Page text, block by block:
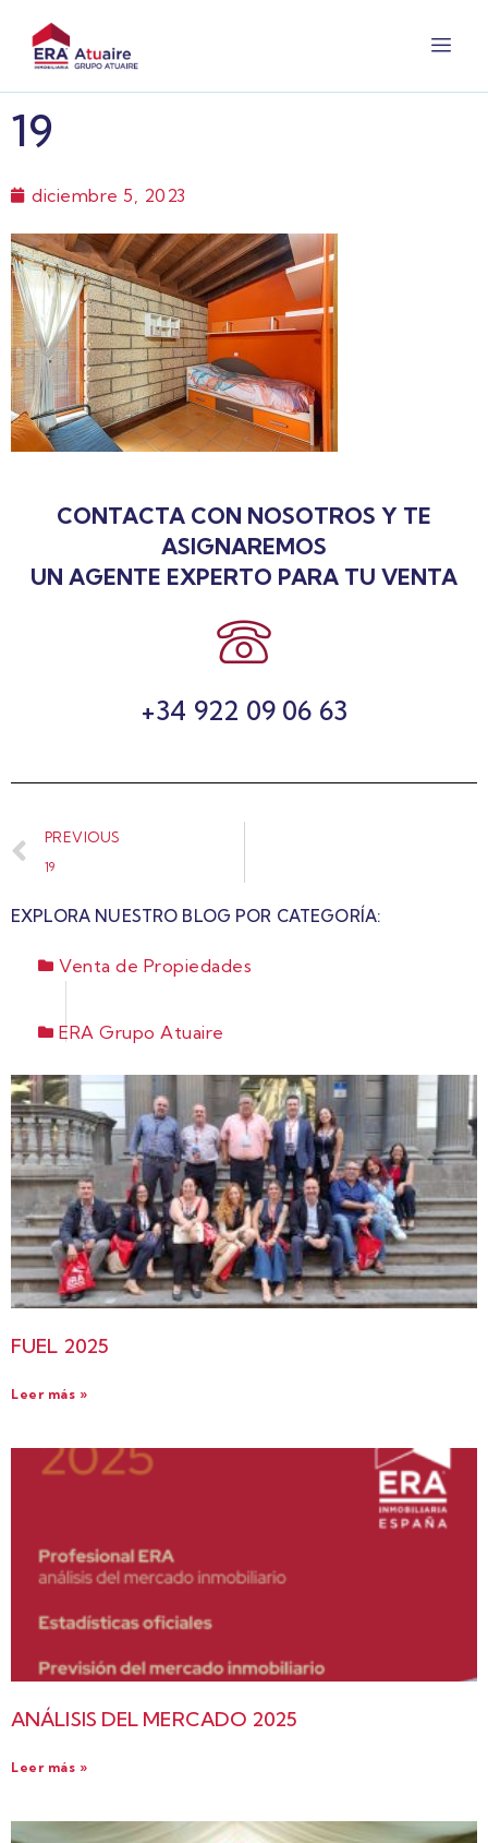
19
diciembre 5, 2023
CONTACTA CON NOSOTROS Y TE
ASIGNAREMOS
UN AGENTE EXPERTO PARA TU VENTA
+34 922 09 06 63
PREVIOUS
19
EXPLORA NUESTRO BLOG POR CATEGORÍA:
Venta de Propiedades
ERA Grupo Atuaire
FUEL 2025
Leer más »
ANÁLISIS DEL MERCADO 2025
Leer más »